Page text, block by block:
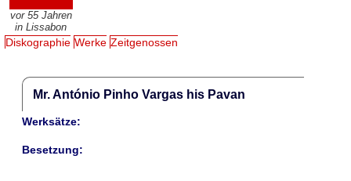
vor 55 Jahren
in Lissabon
Diskographie Werke Zeitgenossen
Mr. António Pinho Vargas his Pavan
Werksätze:
Besetzung: